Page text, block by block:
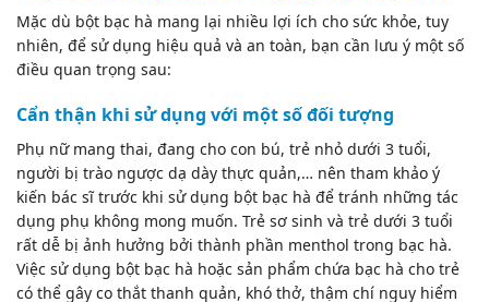
Mặc dù bột bạc hà mang lại nhiều lợi ích cho sức khỏe, tuy
nhiên, để sử dụng hiệu quả và an toàn, bạn cần lưu ý một số
điều quan trọng sau:
Cẩn thận khi sử dụng với một số đối tượng
Phụ nữ mang thai, đang cho con bú, trẻ nhỏ dưới 3 tuổi,
người bị trào ngược dạ dày thực quản,… nên tham khảo ý
kiến bác sĩ trước khi sử dụng bột bạc hà để tránh những tác
dụng phụ không mong muốn. Trẻ sơ sinh và trẻ dưới 3 tuổi
rất dễ bị ảnh hưởng bởi thành phần menthol trong bạc hà.
Việc sử dụng bột bạc hà hoặc sản phẩm chứa bạc hà cho trẻ
có thể gây co thắt thanh quản, khó thở, thậm chí nguy hiểm